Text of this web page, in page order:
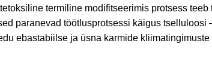
termiline modifitseerimis protsess teeb
paranevad töötlusprotsessi käigus
ebastabiilse ja üsna karmide kliimatingimuste